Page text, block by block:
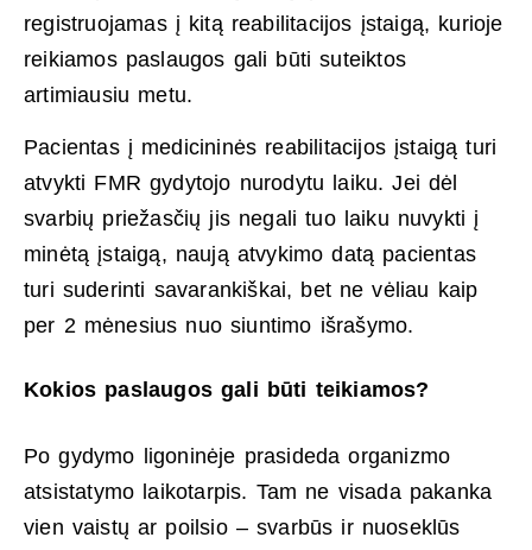
registruojamas į kitą reabilitacijos įstaigą, kurioje
reikiamos paslaugos gali būti suteiktos
artimiausiu metu.
Pacientas į medicininės reabilitacijos įstaigą turi
atvykti FMR gydytojo nurodytu laiku. Jei dėl
svarbių priežasčių jis negali tuo laiku nuvykti į
minėtą įstaigą, naują atvykimo datą pacientas
turi suderinti savarankiškai, bet ne vėliau kaip
per 2 mėnesius nuo siuntimo išrašymo.
Kokios paslaugos gali būti teikiamos?
Po gydymo ligoninėje prasideda organizmo
atsistatymo laikotarpis. Tam ne visada pakanka
vien vaistų ar poilsio – svarbūs ir nuoseklūs